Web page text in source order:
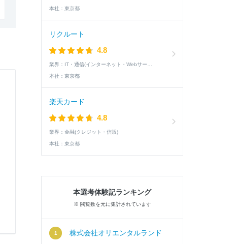
本社： 東京都
リクルート
4.8
業界：
本社： 東京都
楽天カード
4.8
業界： 金融(クレジット・信販)
本社： 東京都
本選考体験記ランキング
※ 閲覧数を元に集計されています
株式会社オリエンタルランド